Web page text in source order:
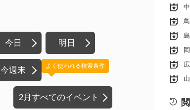
今日 明日
今週末
2月すべてのイベント
よく使われる検索条件